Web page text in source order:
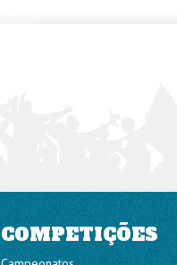
COMPETIÇÕES